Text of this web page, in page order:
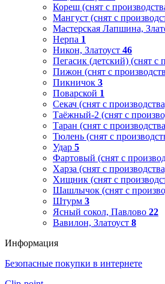
Кореш (снят с
Мангуст (снят с
Мастерская Лапшина,
Нерпа 1
Никон, Златоуст 46
Пегасик (детский) (снят с
Пижон (снят с
Пикничок 3
Поварской 1
Секач (снят с
Таёжный-2 (снят с
Таран (снят с
Тюлень (снят с
Удар 5
Фартовый (снят с
Харза (снят с
Хищник (снят с
Шашлычок (снят с
Штурм 3
Ясный сокол, Павлово 22
Вавилон, Златоуст 8
Информация
Безопасные покупки в интернете